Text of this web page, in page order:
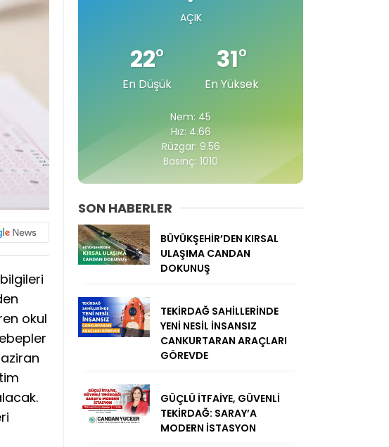
okul
AÇIK
22°
En Düşük
31°
En Yüksek
Nem: 45
Hız: 4.66
Rüzgar: 9.56
Basınç: 1010
SON HABERLER
BÜYÜKŞEHİR’DEN KIRSAL
ULAŞIMA CANDAN
DOKUNUŞ
TEKİRDAĞ SAHİLLERİNDE
YENİ NESİL İNSANSIZ
CANKURTARAN ARAÇLARI
GÖREVDE
GÜÇLÜ İTFAİYE, GÜVENLİ
TEKİRDAĞ: SARAY’A
MODERN İSTASYON